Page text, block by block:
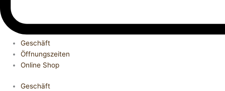
Geschäft
Öffnungszeiten
Online Shop
Geschäft